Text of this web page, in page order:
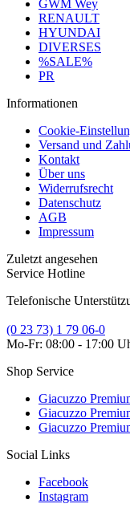
GWM Wey
RENAULT
HYUNDAI
DIVERSES
%SALE%
PR
Informationen
Cookie-
Versand und
Kontakt
Über uns
Widerrufsrecht
Datenschutz
AGB
Impressum
Zuletzt angesehen
Service Hotline
Telefonische
(0 23 73) 1 79 06-0
Mo-Fr: 08:00 - 17:00
Shop Service
Giacuzzo
Giacuzzo
Giacuzzo
Social Links
Facebook
Instagram